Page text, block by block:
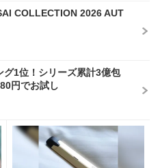
COLLECTION 2026 AUT
グ1位！シリーズ累計3億包
円でお試し